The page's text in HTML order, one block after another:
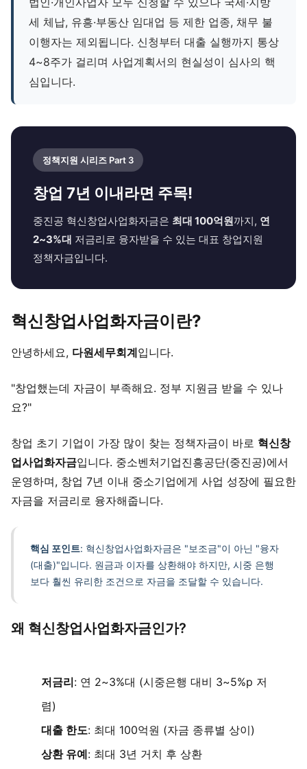
세 체납, 유흥·부동산 임대업 등 제한 업종, 채무 불
이행자는 제외됩니다. 신청부터 대출 실행까지 통상
4~8주가 걸리며 사업계획서의 현실성이 심사의 핵
심입니다.
정책지원 시리즈 Part 3
창업 7년 이내라면 주목!
중진공 혁신창업사업화자금은 최대 100억원까지, 연
2~3%대 저금리로 융자받을 수 있는 대표 창업지원
정책자금입니다.
혁신창업사업화자금이란?
안녕하세요, 다원세무회계입니다.
"창업했는데 자금이 부족해요. 정부 지원금 받을 수 있나
요?"
창업 초기 기업이 가장 많이 찾는 정책자금이 바로 혁신창
업사업화자금입니다. 중소벤처기업진흥공단(중진공)에서
운영하며, 창업 7년 이내 중소기업에게 사업 성장에 필요한
자금을 저금리로 융자해줍니다.
핵심 포인트: 혁신창업사업화자금은 "보조금"이 아닌 "융자
(대출)"입니다. 원금과 이자를 상환해야 하지만, 시중 은행
보다 훨씬 유리한 조건으로 자금을 조달할 수 있습니다.
왜 혁신창업사업화자금인가?
저금리: 연 2~3%대 (시중은행 대비 3~5%p 저
렴)
대출 한도: 최대 100억원 (자금 종류별 상이)
상환 유예: 최대 3년 거치 후 상환